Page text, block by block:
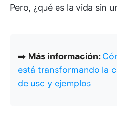
Pero, ¿qué es la vida sin
➡️ Más información:
está transformando la
de uso y ejemplos